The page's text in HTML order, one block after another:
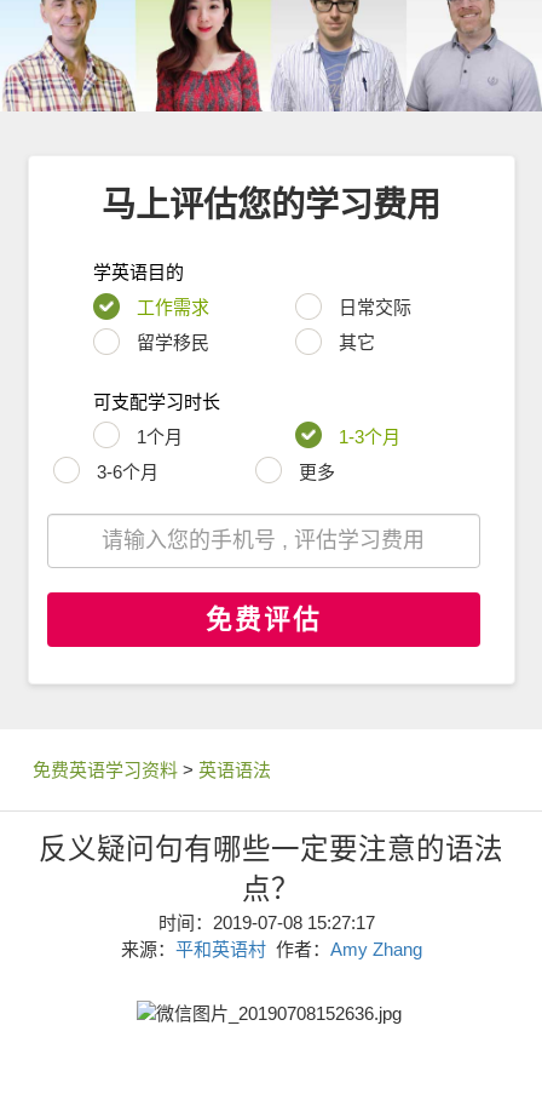
马上评估您的学习费用
学英语目的
工作需求
日常交际
留学移民
其它
可支配学习时长
1个月
1-3个月
3-6个月
更多
免费评估
免费英语学习资料> 英语语法
反义疑问句有哪些一定要注意的语法
点？
时间：2019-07-08 15:27:17
来源： 平和英语村作者： Amy Zhang